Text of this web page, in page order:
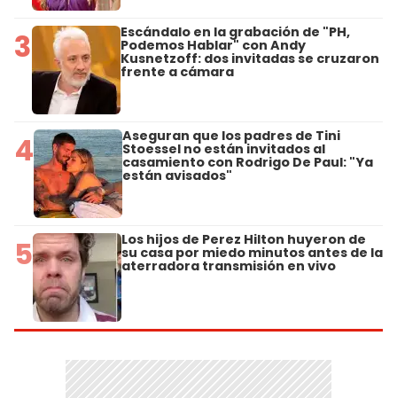
3 Escándalo en la grabación de "PH,
Podemos Hablar" con Andy
Kusnetzoff: dos invitadas se cruzaron
frente a cámara
4 Aseguran que los padres de Tini
Stoessel no están invitados al
casamiento con Rodrigo De Paul: "Ya
están avisados"
5 Los hijos de Perez Hilton huyeron de
su casa por miedo minutos antes de la
aterradora transmisión en vivo